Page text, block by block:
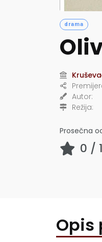
drama
Autor:
Režija:
Prosečna
0 /
Opis